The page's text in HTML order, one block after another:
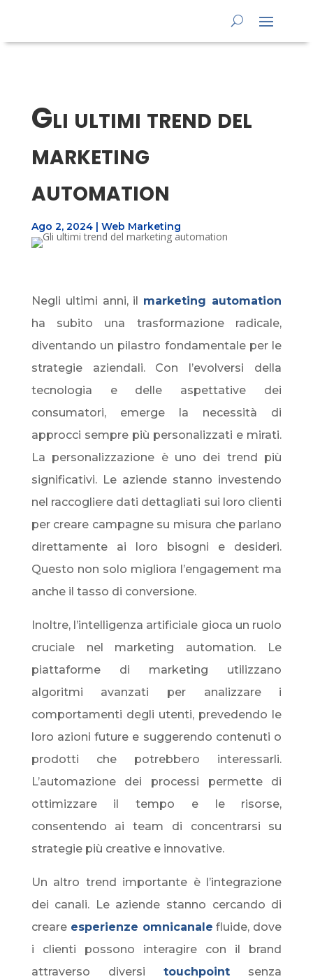
Gli ultimi trend del
marketing
automation
Ago 2, 2024| Web Marketing
Negli ultimi anni, il marketing automation
ha subito una trasformazione radicale,
diventando un pilastro fondamentale per le
strategie aziendali. Con l’evolversi della
tecnologia e delle aspettative dei
consumatori, emerge la necessità di
approcci sempre più personalizzati e mirati.
La personalizzazione è uno dei trend più
significativi. Le aziende stanno investendo
nel raccogliere dati dettagliati sui loro clienti
per creare campagne su misura che parlano
direttamente ai loro bisogni e desideri.
Questo non solo migliora l’engagement ma
anche il tasso di conversione.
Inoltre, l’intelligenza artificiale gioca un ruolo
cruciale nel marketing automation. Le
piattaforme di marketing utilizzano
algoritmi avanzati per analizzare i
comportamenti degli utenti, prevedendo le
loro azioni future e suggerendo contenuti o
prodotti che potrebbero interessarli.
L’automazione dei processi permette di
ottimizzare il tempo e le risorse,
consentendo ai team di concentrarsi su
strategie più creative e innovative.
Un altro trend importante è l’integrazione
dei canali. Le aziende stanno cercando di
creare esperienze omnicanale fluide, dove
i clienti possono interagire con il brand
attraverso diversitouchpoint senza